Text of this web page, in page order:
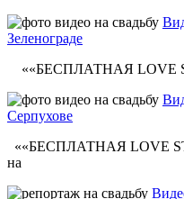
Зеленограде
««БЕСПЛАТНАЯ LOVE
Серпухове
««БЕСПЛАТНАЯ LOVE
на